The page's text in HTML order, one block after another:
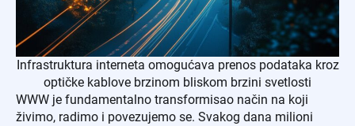
Infrastruktura interneta omogućava prenos podataka kroz
optičke kablove brzinom bliskom brzini svetlosti
WWW je fundamentalno transformisao način na koji
živimo, radimo i povezujemo se. Svakog dana milioni